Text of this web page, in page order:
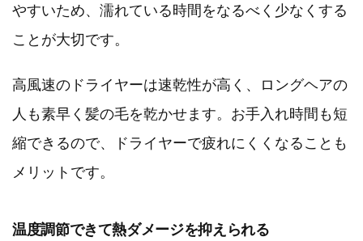
やすいため、濡れている時間をなるべく少なくする
ことが大切です。
高風速のドライヤーは速乾性が高く、ロングヘアの
人も素早く髪の毛を乾かせます。お手入れ時間も短
縮できるので、ドライヤーで疲れにくくなることも
メリットです。
温度調節できて熱ダメージを抑えられる